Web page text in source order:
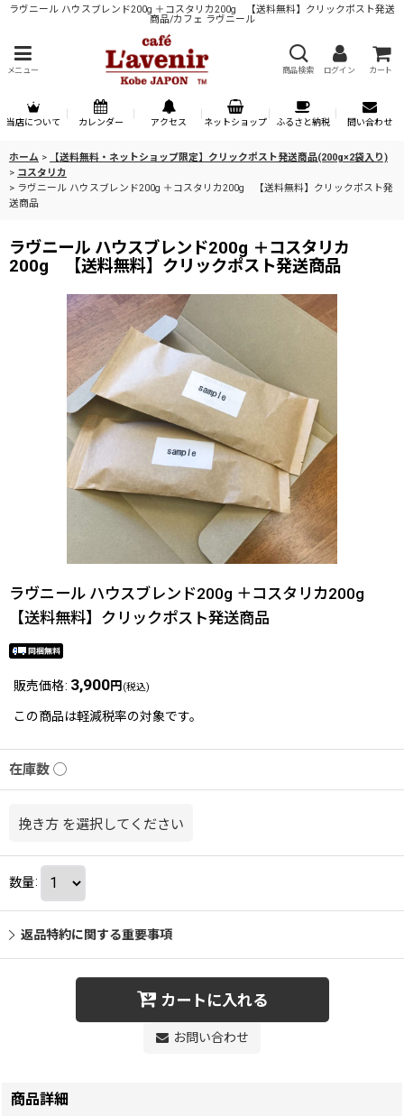
ラヴニール ハウスブレンド200g ＋コスタリカ200g 【送料無料】クリックポスト発送
商品/カフェ ラヴニール
メニュー 商品検索 ログイン カート
当店について カレンダー アクセス ネットショップ ふるさと納税 問い合わせ
ホーム >
【送料無料・ネットショップ限定】クリックポスト発送商品(200g×2袋入り)
> コスタリカ
> ラヴニール ハウスブレンド200g ＋コスタリカ200g 【送料無料】クリックポスト発
送商品
ラヴニール ハウスブレンド200g ＋コスタリカ
200g 【送料無料】クリックポスト発送商品
ラヴニール ハウスブレンド200g ＋コスタリカ200g
【送料無料】クリックポスト発送商品
販売価格: 3,900円 (税込)
この商品は軽減税率の対象です。
在庫数 ◯
挽き方 を選択してください
数量:
返品特約に関する重要事項
カートに入れる
お問い合わせ
商品詳細